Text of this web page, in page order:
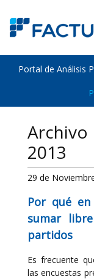
Portal de Análisis
Archivo
2013
29 de
Por qué
sumar
partidos
Es frecuente
las encuestas